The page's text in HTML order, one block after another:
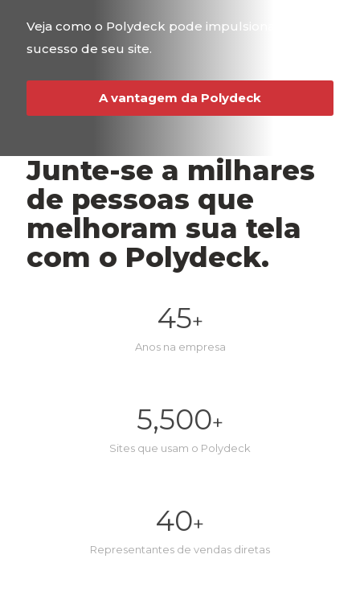
Veja como o Polydeck pode impulsionar o
sucesso de seu site.
A vantagem da Polydeck
Junte-se a milhares
de pessoas que
melhoram sua tela
com o Polydeck.
45+
Anos na empresa
5,500+
Sites que usam o Polydeck
40+
Representantes de vendas diretas